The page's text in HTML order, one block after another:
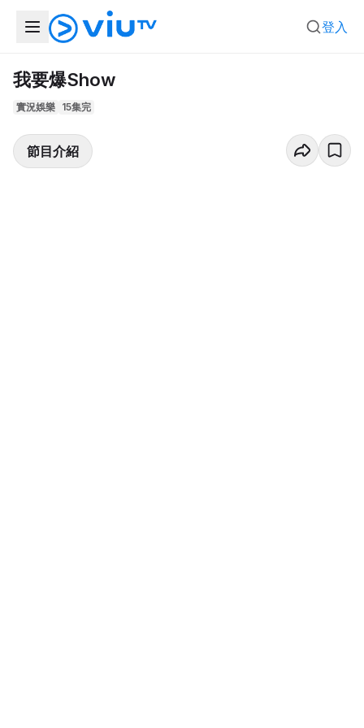
登入
我要爆Show
實況娛樂 15集完
節目介紹